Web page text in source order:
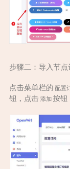
步骤二：导入节
点击菜单栏的 配置
钮，点击 添加 按钮